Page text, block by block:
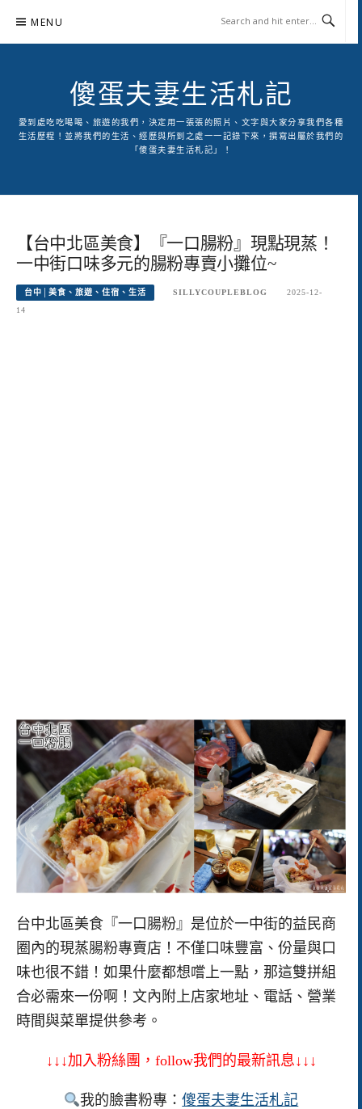
content
MENU
傻蛋夫妻生活札記
愛到處吃吃喝喝、旅遊的我們，決定用一張張的照片、文字與大家分享我們各種
生活歷程！並將我們的生活、經歷與所到之處一一記錄下來，撰寫出屬於我們的
「傻蛋夫妻生活札記」！
【台中北區美食】『一口腸粉』現點現蒸！
一中街口味多元的腸粉專賣小攤位~
台中│美食、旅遊、住宿、生活 SILLYCOUPLEBLOG
2025-12-
14
台中北區美食『一口腸粉』是位於一中街的益民商
圈內的現蒸腸粉專賣店！不僅口味豐富、份量與口
味也很不錯！如果什麼都想嚐上一點，那這雙拼組
合必需來一份啊！文內附上店家地址、電話、營業
時間與菜單提供參考。
↓↓↓加入粉絲團，follow我們的最新訊息↓↓↓
我的臉書粉專：傻蛋夫妻生活札記